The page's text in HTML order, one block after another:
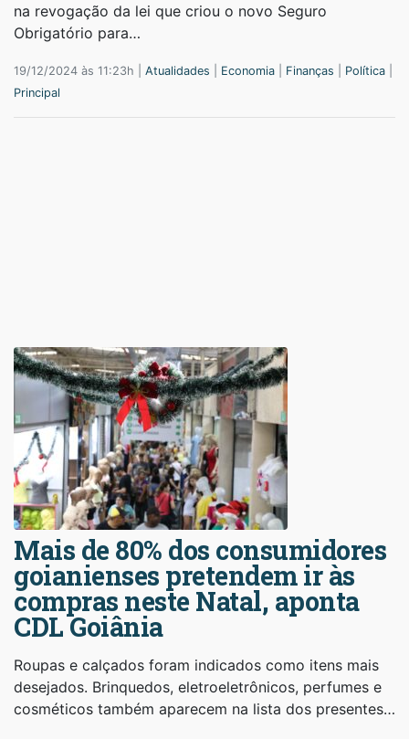
na revogação da lei que criou o novo Seguro
Obrigatório para…
19/12/2024 às 11:23h | Atualidades Economia Finanças Política
Principal
Mais de 80% dos consumidores
goianienses pretendem ir às
compras neste Natal, aponta
CDL Goiânia
Roupas e calçados foram indicados como itens mais
desejados. Brinquedos, eletroeletrônicos, perfumes e
cosméticos também aparecem na lista dos presentes…